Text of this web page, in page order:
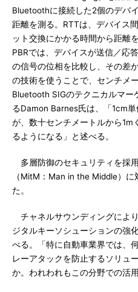
Bluetoothに接続した2個のデバ
距離を測る。RTTは、デバイス
ット交換にかかる時間から距離を
PBRでは、デバイスが送信／応
の信号の位相を比較し、その差
の技術を使うことで、センチメ
Bluetooth SIGのテクニカルマー
るDamon Barnes氏は、「1cm
が、数十センチメートルから1m
るようになる」と述べる。
多層防御のセキュリティを採
（MitM：Man in the Middle）
た。
チャネルサウンディングによ
ジタルキーソシューションの強
べる。「特に自動車業界では、
レーアタックを防止するソリュ
か。われわれもこの分野での活